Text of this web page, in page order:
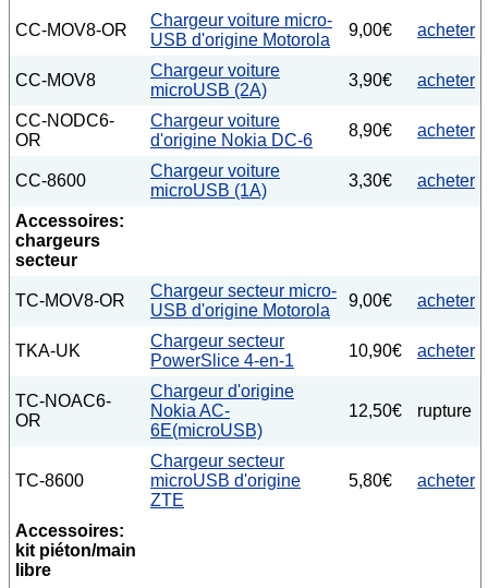
CC-MOV8-OR
Chargeur voiture micro-
USB d'origine Motorola
9,00€ acheter
CC-MOV8
Chargeur voiture
microUSB (2A)
3,90€ acheter
CC-NODC6-
OR
Chargeur voiture
d'origine Nokia DC-6
8,90€ acheter
CC-8600
Chargeur voiture
microUSB (1A)
3,30€ acheter
Accessoires:
chargeurs
secteur
TC-MOV8-OR
Chargeur secteur micro-
USB d'origine Motorola
9,00€ acheter
TKA-UK
Chargeur secteur
PowerSlice 4-en-1
10,90€ acheter
TC-NOAC6-
OR
Chargeur d'origine
Nokia AC-
6E(microUSB)
12,50€ rupture
TC-8600
Chargeur secteur
microUSB d'origine
ZTE
5,80€ acheter
Accessoires:
kit piéton/main
libre